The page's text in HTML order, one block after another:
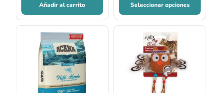
Añadir al carrito Seleccionar opciones
de
precios:
desde
hasta